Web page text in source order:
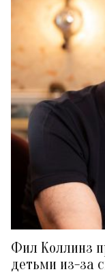
Фил Коллинз
детьми из-за